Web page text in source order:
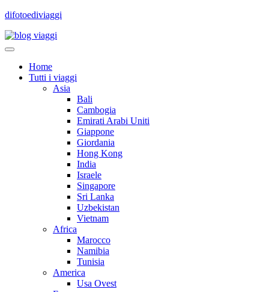
difotoediviaggi
Home
Tutti i viaggi
Asia
Bali
Cambogia
Emirati Arabi Uniti
Giappone
Giordania
Hong Kong
India
Israele
Singapore
Sri Lanka
Uzbekistan
Vietnam
Africa
Marocco
Namibia
Tunisia
America
Usa Ovest